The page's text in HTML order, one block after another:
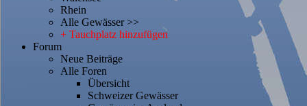
Rhein
Alle Gewässer >>
+ Tauchplatz hinzufügen
Forum
Neue Beiträge
Alle Foren
Übersicht
Schweizer Gewässer